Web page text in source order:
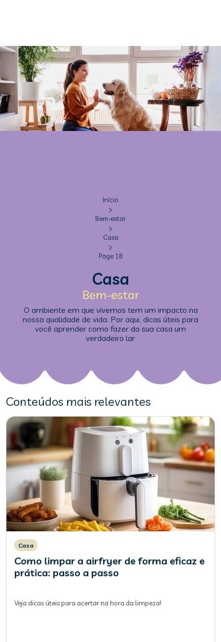
Início
Bem-estar
Casa
Page 18
Casa
Bem-estar
O ambiente em que vivemos tem um impacto na
nossa qualidade de vida. Por aqui, dicas úteis para
você aprender como fazer da sua casa um
verdadeiro lar
Conteúdos mais relevantes
Casa
Como limpar a airfryer de forma eficaz e
prática: passo a passo
Veja dicas úteis para acertar na hora da limpeza!